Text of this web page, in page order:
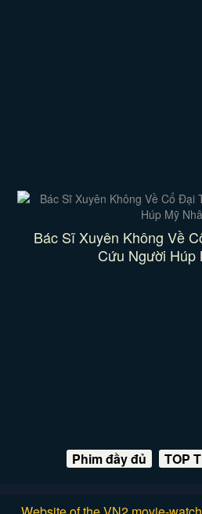
Bác Sĩ Xuyên Không Về
Cứu Người Húp
Phim đầy đủ TOP